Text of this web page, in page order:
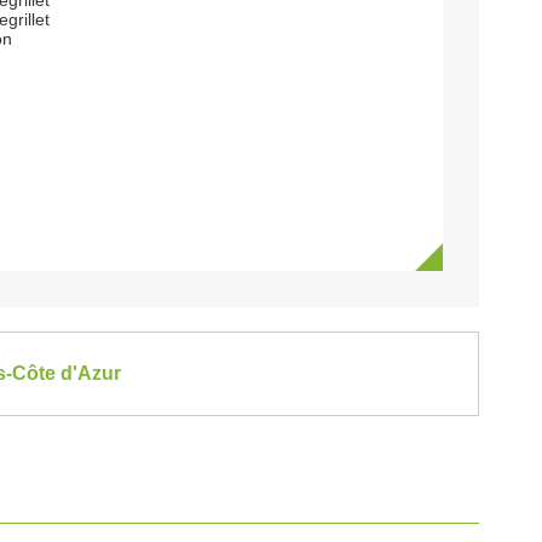
Côte d'Azur